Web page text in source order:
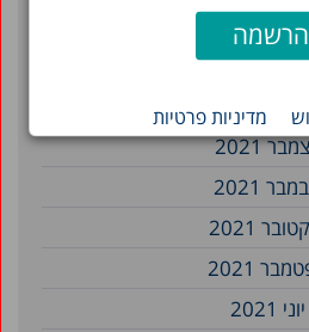
מדיניות פרטיות
מרץ 2022
2022
2022
2021
2021
2021
2021
יוני 2021